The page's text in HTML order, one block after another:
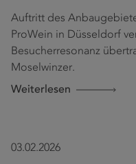
Auftritt des
ProWein in Düsseldorf
Besucherresonanz
Moselwinzer.
Weiterlesen
03.02.2026